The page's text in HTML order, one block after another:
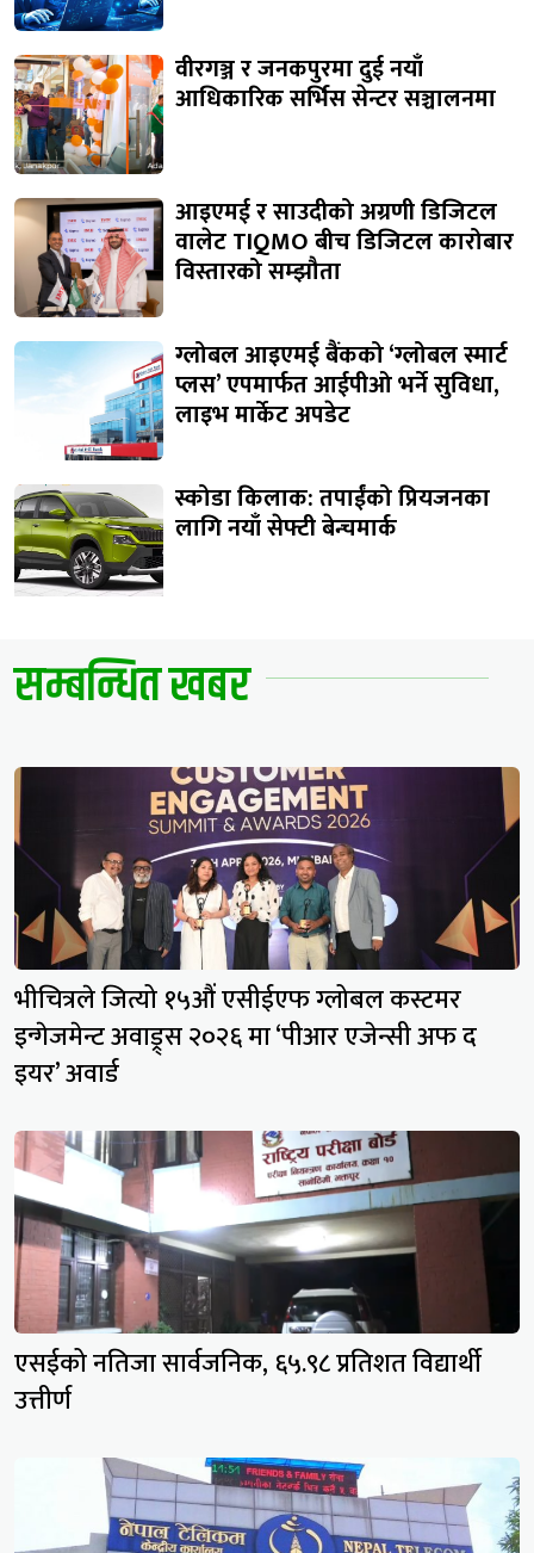
वीरगञ्ज र जनकपुरमा दुई नयाँ
आधिकारिक सर्भिस सेन्टर सञ्चालनमा
आइएमई र साउदीको अग्रणी डिजिटल
वालेट TIQMO बीच डिजिटल कारोबार
विस्तारको सम्झौता
ग्लोबल आइएमई बैंकको ‘ग्लोबल स्मार्ट
प्लस’ एपमार्फत आईपीओ भर्ने सुविधा,
लाइभ मार्केट अपडेट
स्कोडा किलाक: तपाईंको प्रियजनका
लागि नयाँ सेफ्टी बेन्चमार्क
सम्बन्धित खबर
भीचित्रले जित्यो १५औं एसीईएफ ग्लोबल कस्टमर
इन्गेजमेन्ट अवाड्र्स २०२६ मा ‘पीआर एजेन्सी अफ द
इयर’ अवार्ड
एसईको नतिजा सार्वजनिक, ६५.९८ प्रतिशत विद्यार्थी
उत्तीर्ण